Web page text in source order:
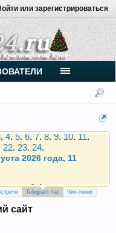
или зарегистрироваться
клуба!
Telegram-чате.
дизелей от
22.23.24.
2026 года, 11
клуба!
дизелей от
Telegram чат Чип-тюниг
сайт